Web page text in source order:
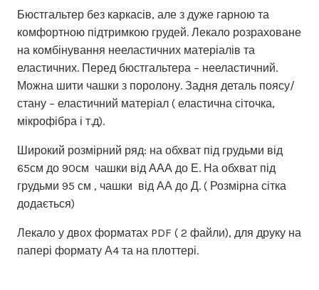
Бюстгальтер без каркасів, але з дуже гарною та
комфортною підтримкою грудей. Лекало розраховане
на комбінування нееластичних матеріалів та
еластичних. Перед бюстгальтера – нееластичний.
Можна шити чашки з поролону. Задня деталь поясу/
стану – еластичний матеріал ( еластична сіточка,
мікрофібра і т.д).
Широкий розмірний ряд: на обхват під грудьми від
65см до 90см чашки від ААА до Е. На обхват під
грудьми 95 см , чашки від АА до Д. ( Розмірна сітка
додається)
Лекало у двох форматах PDF ( 2 файли), для друку на
папері формату А4 та на плоттері.